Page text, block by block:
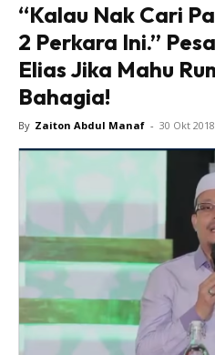
“Kalau Nak Cari
2 Perkara Ini.”
Elias Jika Mahu
Bahagia!
By Zaiton Abdul Manaf - 30 Okt 2018